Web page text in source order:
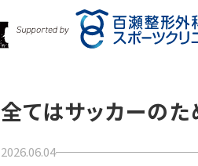
全てはサッカーの
2026.06.04